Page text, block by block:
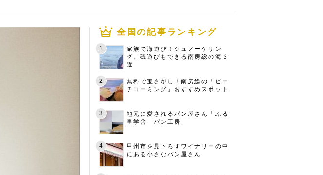
全国の記事ランキング
家族で海遊び！シュノーケリン
グ、磯遊びもできる南房総の海３
選
無料で宝さがし！南房総の「ビー
チコーミング」おすすめスポット
地元に愛されるパン屋さん「ふる
里学舎 パン工房」
甲州市を見下ろすワイナリーの中
にある小さなパン屋さん